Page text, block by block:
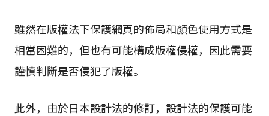
雖然在版權法下保護網頁的佈局和顏色使用方式是
相當困難的，但也有可能構成版權侵權，因此需要
謹慎判斷是否侵犯了版權。
此外，由於日本設計法的修訂，設計法的保護可能